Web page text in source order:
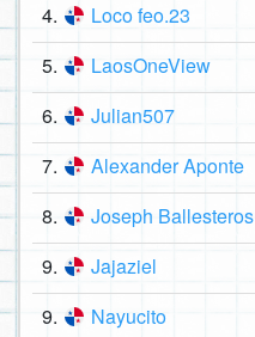
4. Loco feo.23
5. LaosOneView
6. Julian507
7. Alexander Aponte
8. Joseph Ballesteros
9. Jajaziel
9. Nayucito